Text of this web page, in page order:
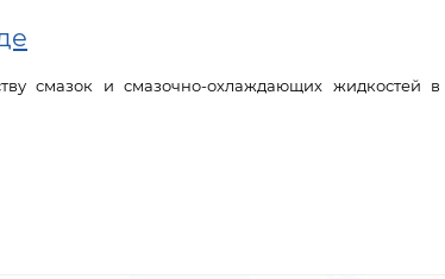
смазок и смазочно-охлаждающих жидкостей